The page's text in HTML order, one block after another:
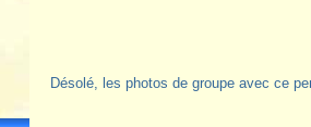
Désolé, les photos de groupe avec ce